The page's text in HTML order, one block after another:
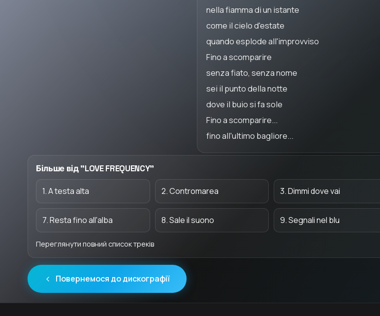
nella fiamma di un istante
come il cielo d'estate
quando esplode all'improvviso
Fino a scomparire
senza fiato, senza nome
sei il punto della notte
dove il buio si fa sole
Fino a scomparire...
fino all'ultimo bagliore...
Більше від "LOVE FREQUENCY"
1. A testa alta 2. Contromarea 3. Dimmi dove vai
7. Resta fino all'alba 8. Sale il suono 9. Segnali nel blu
Переглянути повний список треків
Повернемося до дискографії